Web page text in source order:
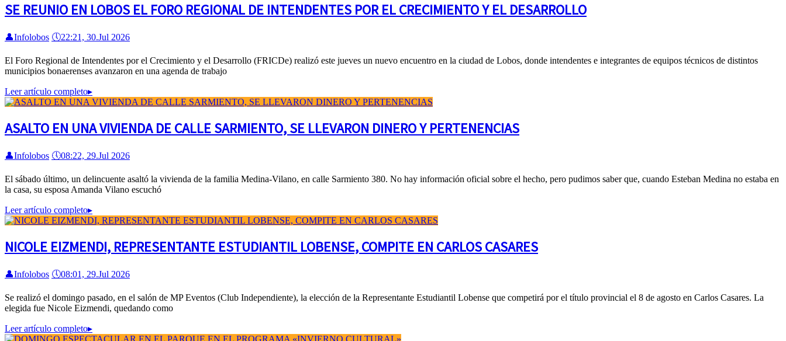
SE REUNIO EN LOBOS EL FORO REGIONAL DE INTENDENTES POR EL CRECIMIENTO Y EL DESARROLLO
👤Infolobos 🕔22:21, 30.Jul 2026
El Foro Regional de Intendentes por el Crecimiento y el Desarrollo (FRICDe) realizó este jueves un nuevo encuentro en la ciudad de Lobos, donde intendentes e integrantes de equipos técnicos de distintos
municipios bonaerenses avanzaron en una agenda de trabajo
Leer artículo completo▸
ASALTO EN UNA VIVIENDA DE CALLE SARMIENTO, SE LLEVARON DINERO Y PERTENENCIAS
👤Infolobos 🕔08:22, 29.Jul 2026
El sábado último, un delincuente asaltó la vivienda de la familia Medina-Vilano, en calle Sarmiento 380. No hay información oficial sobre el hecho, pero pudimos saber que, cuando Esteban Medina no estaba en
la casa, su esposa Amanda Vilano escuchó
Leer artículo completo▸
NICOLE EIZMENDI, REPRESENTANTE ESTUDIANTIL LOBENSE, COMPITE EN CARLOS CASARES
👤Infolobos 🕔08:01, 29.Jul 2026
Se realizó el domingo pasado, en el salón de MP Eventos (Club Independiente), la elección de la Representante Estudiantil Lobense que competirá por el título provincial el 8 de agosto en Carlos Casares. La
elegida fue Nicole Eizmendi, quedando como
Leer artículo completo▸